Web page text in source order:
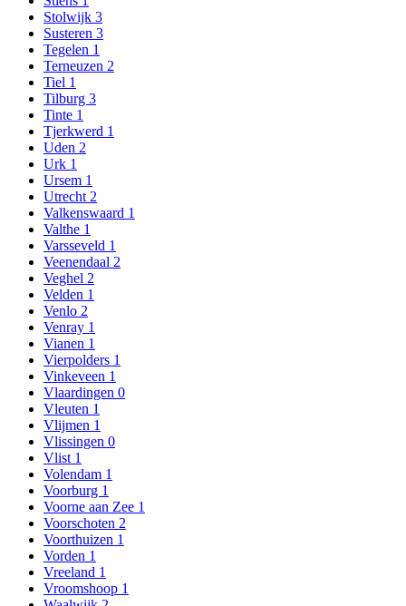
Stolwijk 3
Susteren 3
Tegelen 1
Terneuzen 2
Tiel 1
Tilburg 3
Tinte 1
Tjerkwerd 1
Uden 2
Urk 1
Ursem 1
Utrecht 2
Valkenswaard 1
Valthe 1
Varsseveld 1
Veenendaal 2
Veghel 2
Velden 1
Venlo 2
Venray 1
Vianen 1
Vierpolders 1
Vinkeveen 1
Vlaardingen 0
Vleuten 1
Vlijmen 1
Vlissingen 0
Vlist 1
Volendam 1
Voorburg 1
Voorne aan Zee 1
Voorschoten 2
Voorthuizen 1
Vorden 1
Vreeland 1
Vroomshoop 1